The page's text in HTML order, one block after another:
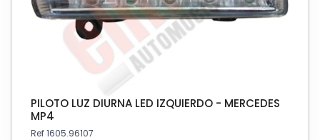
PILOTO LUZ DIURNA LED IZQUIERDO - MERCEDES
MP4
Ref 1605.96107